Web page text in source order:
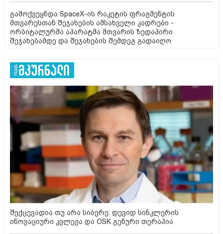
გამოქვეყნდა SpaceX-ის რაკეტის ფრაგმენტის
მთვარესთან შეჯახების ამსახველი კადრები -
ორბიტალურმა აპარატმა მთვარის ზედაპირი
შეჯახებამდე და შეჯახების შემდეგ გადაიღო
შექცევადია თუ არა სიბერე: დევიდ სინკლერის
ინოვაციური კვლევა და OSK გენური თერაპია